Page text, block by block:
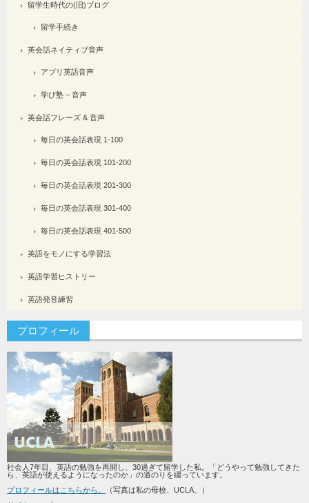
留学生時代の(旧)ブログ
留学手続き
英会話ネイティブ音声
アプリ英語音声
学び塾 – 音声
英会話フレーズ & 音声
毎日の英会話表現 1-100
毎日の英会話表現 101-200
毎日の英会話表現 201-300
毎日の英会話表現 301-400
毎日の英会話表現 401-500
英語をモノにする学習法
英語学習ヒストリー
英語発音練習
プロフィール
社会人7年目、英語の勉強を再開し、30過ぎて留学した私。「どうやって勉強してきた
ら、英語が使えるようになったのか」の道のりを綴っています。
プロフィールはこちらから。
（写真は私の母校、UCLA。）